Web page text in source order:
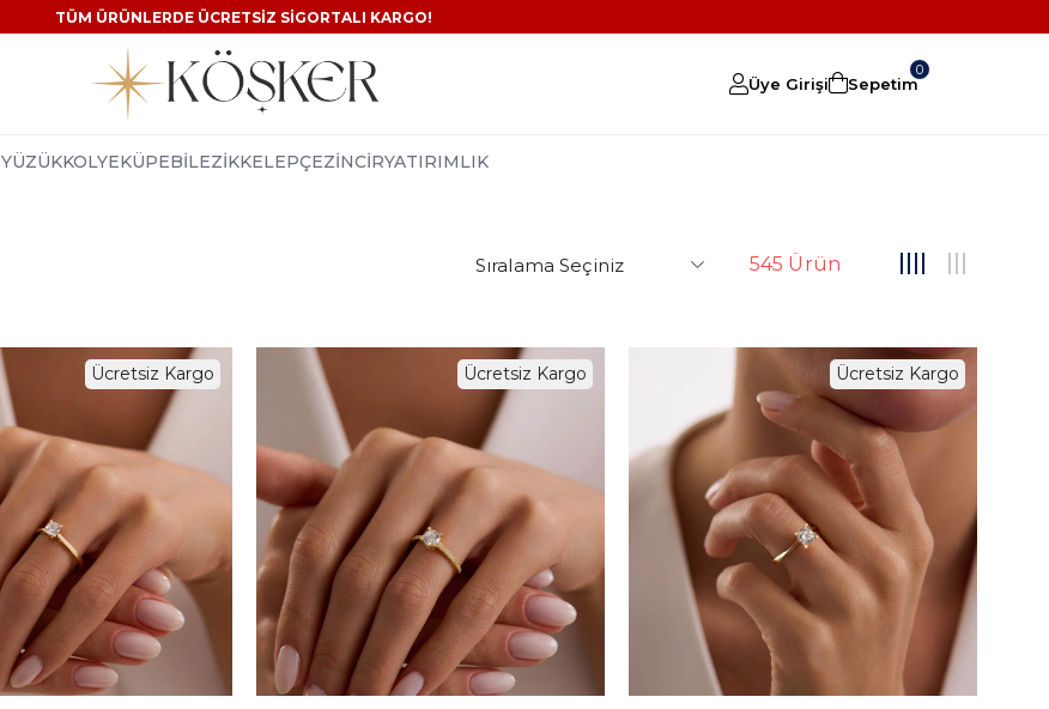
TÜM ÜRÜNLERDE ÜCRETSİZ SİGORTALI KARGO!
Üye Girişi Sepetim
0
YÜZÜKKOLYEKÜPEBİLEZİKKELEPÇEZİNCİRYATIRIMLIK
545 Ürün
Ücretsiz Kargo
Ücretsiz Kargo
Ücretsiz Kargo